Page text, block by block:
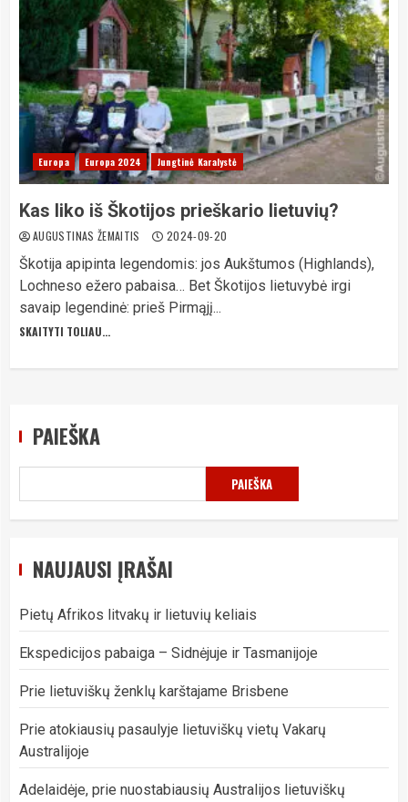
Europa Europa 2024 Jungtinė Karalystė
Kas liko iš Škotijos prieškario lietuvių?
AUGUSTINAS ŽEMAITIS 2024-09-20
Škotija apipinta legendomis: jos Aukštumos (Highlands),
Lochneso ežero pabaisa… Bet Škotijos lietuvybė irgi
savaip legendinė: prieš Pirmąjį...
SKAITYTI TOLIAU...
PAIEŠKA
PAIEŠKA
NAUJAUSI ĮRAŠAI
Pietų Afrikos litvakų ir lietuvių keliais
Ekspedicijos pabaiga – Sidnėjuje ir Tasmanijoje
Prie lietuviškų ženklų karštajame Brisbene
Prie atokiausių pasaulyje lietuviškų vietų Vakarų
Australijoje
Adelaidėje, prie nuostabiausių Australijos lietuviškų